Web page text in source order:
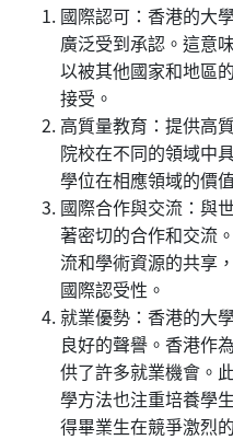
國際認可：香港的大
廣泛受到承認。這意
以被其他國家和地區
接受。
高質量教育：提供高
院校在不同的領域中
學位在相應領域的價
國際合作與交流：與
著密切的合作和交流
流和學術資源的共享
國際認受性。
就業優勢：香港的大
良好的聲譽。香港作
供了許多就業機會。
學方法也注重培養學
得畢業生在競爭激烈